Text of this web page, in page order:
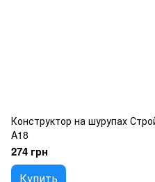
Конструктор на шурупах
A18
274 грн
Купить